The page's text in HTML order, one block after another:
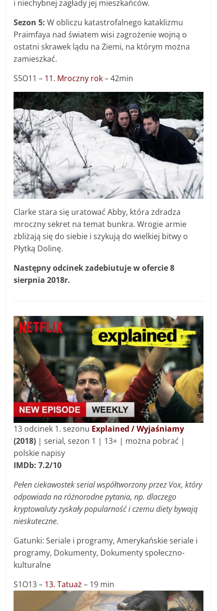
i niechybnej zagłady jej mieszkańców.
Sezon 5: W obliczu katastrofalnego kataklizmu
Praimfaya nad światem wisi zagrożenie wojną o
ostatni skrawek lądu na Ziemi, na którym można
zamieszkać.
S5O11 – 11. Mroczny rok– 42min
Clarke stara się uratować Abby, która zdradza
mroczny sekret na temat bunkra. Wrogie armie
zbliżają się do siebie i szykują do wielkiej bitwy o
Płytką Dolinę.
Następny odcinek zadebiutuje w ofercie 8
sierpnia 2018r.
13 odcinek 1. sezonu Explained / Wyjaśniamy
(2018) | serial, sezon 1 | 13+ | można pobrać |
polskie napisy
IMDb: 7.2/10
Pełen ciekawostek serial współtworzony przez Vox, który
odpowiada na różnorodne pytania, np. dlaczego
kryptowaluty zyskały popularność i czemu diety bywają
nieskuteczne.
Gatunki: Seriale i programy, Amerykańskie seriale i
programy, Dokumenty, Dokumenty społeczno-
kulturalne
S1O13 – 13. Tatuaż – 19 min